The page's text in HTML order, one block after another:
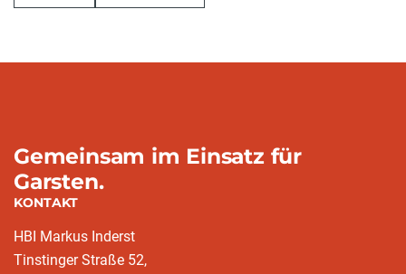
Gemeinsam im Einsatz für
Garsten.
KONTAKT
HBI Markus Inderst
Tinstinger Straße 52,